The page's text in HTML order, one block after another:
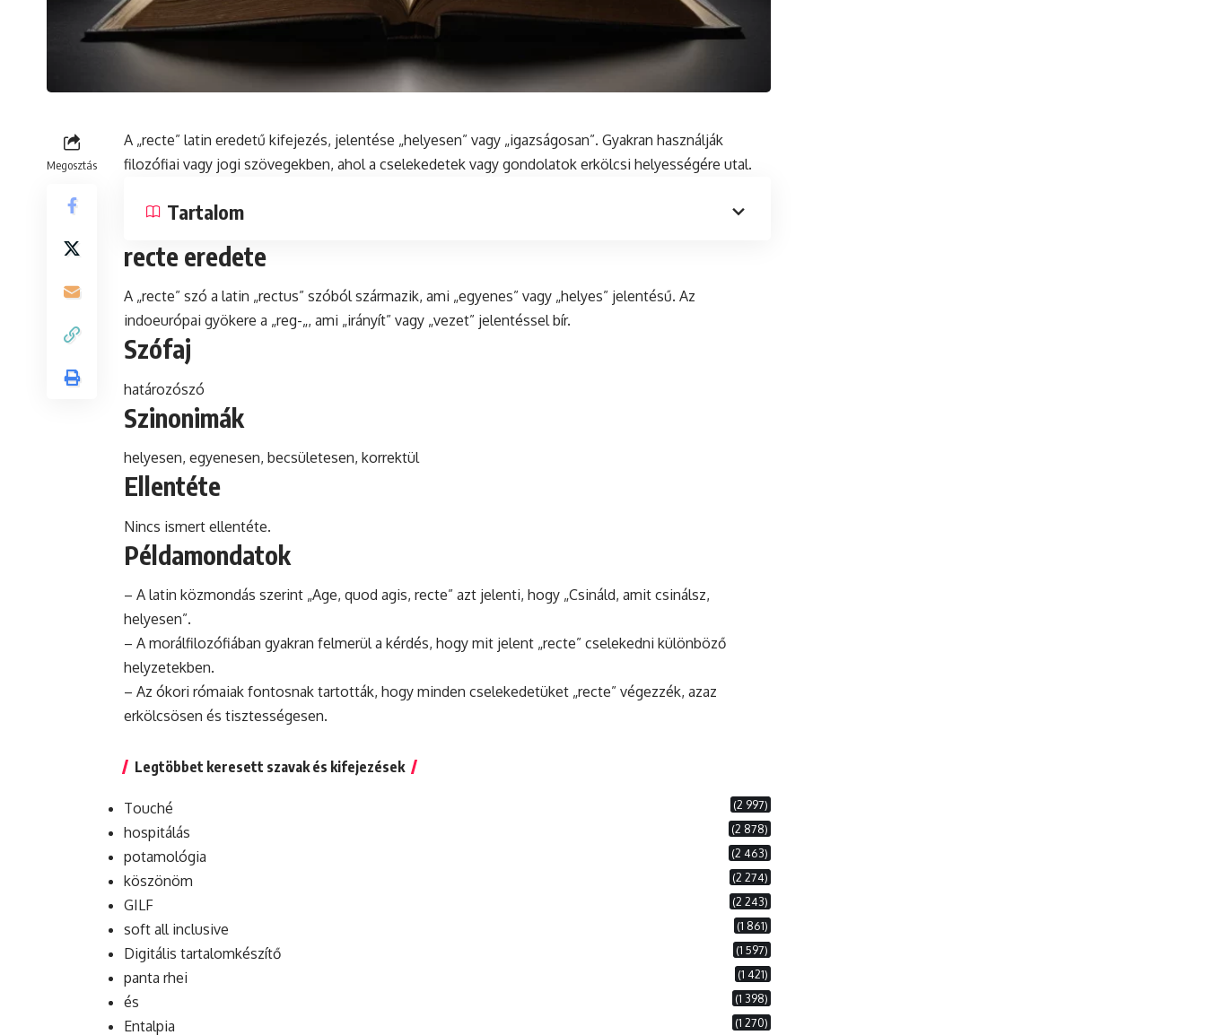
Megosztás
A „recte” latin eredetű kifejezés, jelentése „helyesen” vagy „igazságosan”. Gyakran használják
filozófiai vagy jogi szövegekben, ahol a cselekedetek vagy gondolatok erkölcsi helyességére utal.
Tartalom
recte eredete
A „recte” szó a latin „rectus” szóból származik, ami „egyenes” vagy „helyes” jelentésű. Az
indoeurópai gyökere a „reg-„, ami „irányít” vagy „vezet” jelentéssel bír.
Szófaj
határozószó
Szinonimák
helyesen, egyenesen, becsületesen, korrektül
Ellentéte
Nincs ismert ellentéte.
Példamondatok
– A latin közmondás szerint „Age, quod agis, recte” azt jelenti, hogy „Csináld, amit csinálsz,
helyesen”.
– A morálfilozófiában gyakran felmerül a kérdés, hogy mit jelent „recte” cselekedni különböző
helyzetekben.
– Az ókori rómaiak fontosnak tartották, hogy minden cselekedetüket „recte” végezzék, azaz
erkölcsösen és tisztességesen.
Legtöbbet keresett szavak és kifejezések
Touché (2 997)
hospitálás (2 878)
potamológia (2 463)
köszönöm (2 274)
GILF (2 243)
soft all inclusive (1 861)
Digitális tartalomkészítő (1 597)
panta rhei (1 421)
és (1 398)
Entalpia (1 270)